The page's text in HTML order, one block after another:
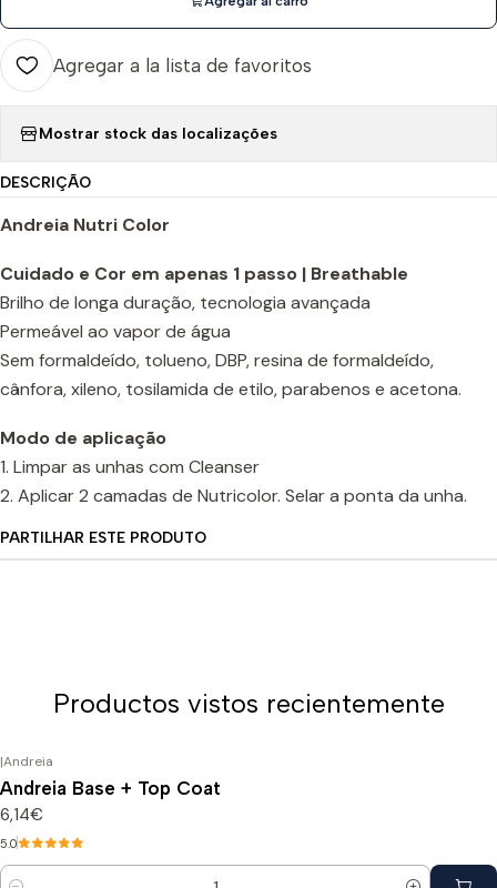
Agregar a la lista de favoritos
Mostrar stock das localizações
DESCRIÇÃO
Andreia Nutri Color
Cuidado e Cor em apenas 1 passo | Breathable
Brilho de longa duração, tecnologia avançada
Permeável ao vapor de água
Sem formaldeído, tolueno, DBP, resina de formaldeído,
cânfora, xileno, tosilamida de etilo, parabenos e acetona.
Modo de aplicação
1. Limpar as unhas com Cleanser
2. Aplicar 2 camadas de Nutricolor. Selar a ponta da unha.
PARTILHAR ESTE PRODUTO
Productos vistos recientemente
|Andreia
Andreia Base + Top Coat
6,14€
5.0